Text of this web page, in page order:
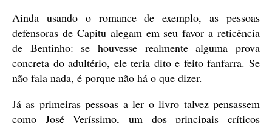
Ainda usando o romance de exemplo, as pessoas
defensoras de Capitu alegam em seu favor a reticência
de Bentinho: se houvesse realmente alguma prova
concreta do adultério, ele teria dito e feito fanfarra. Se
não fala nada, é porque não há o que dizer.
Já as primeiras pessoas a ler o livro talvez pensassem
como José Veríssimo, um dos principais críticos